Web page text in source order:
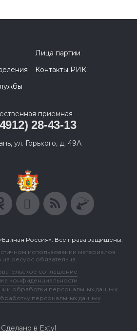
Лица партии
Контакты РИК
приемная
28-43-13
ул. Горького, д. 49А
Россия». Все права защищены.
использовании материалов
на ресурс обязательна.
соглашение
конфиденциальности
обработки персональных данных
персональных данных
Сделано в Extyl